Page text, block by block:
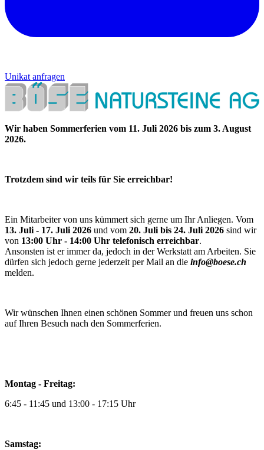
Unikat anfragen
Wir haben Sommerferien vom 11. Juli 2026 bis zum 3. August
2026.
Trotzdem sind wir teils für Sie erreichbar!
Ein Mitarbeiter von uns kümmert sich gerne um Ihr Anliegen. Vom
13. Juli - 17. Juli 2026 und vom 20. Juli bis 24. Juli 2026 sind wir
von 13:00 Uhr - 14:00 Uhr telefonisch erreichbar.
Ansonsten ist er immer da, jedoch in der Werkstatt am Arbeiten. Sie
dürfen sich jedoch gerne jederzeit per Mail an die info@boese.ch
melden.
Wir wünschen Ihnen einen schönen Sommer und freuen uns schon
auf Ihren Besuch nach den Sommerferien.
Montag - Freitag:
6:45 - 11:45 und 13:00 - 17:15 Uhr
Samstag: